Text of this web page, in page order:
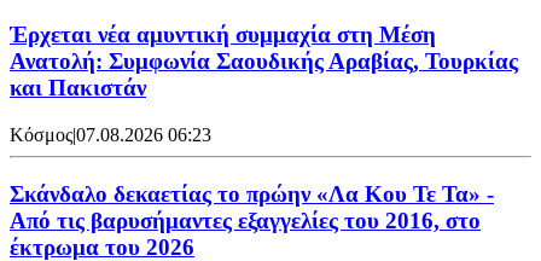
Έρχεται νέα αμυντική συμμαχία στη Μέση
Ανατολή: Συμφωνία Σαουδικής Αραβίας, Τουρκίας
και Πακιστάν
Κόσμος|07.08.2026 06:23
Σκάνδαλο δεκαετίας το πρώην «Λα Κου Τε Τα» -
Από τις βαρυσήμαντες εξαγγελίες του 2016, στο
έκτρωμα του 2026